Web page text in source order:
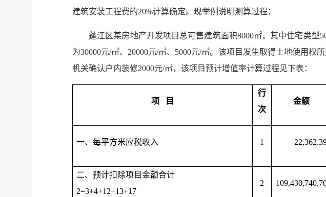
建筑安装工程费的20%计算确定。现举例说明测算过程：
蓬江区某房地产开发项目总可售建筑面积8000㎡，其中住宅类型
为30000元/㎡、20000元/㎡、5000元/㎡。该项目发生取得土地使用
机关确认户内装修2000元/㎡，该项目预计增值率计算过程见下表：
项 目
行
次
金额
一、每平方米应税收入 1
二、预计扣除项目金额合计
2=3+4+12+13+17
2